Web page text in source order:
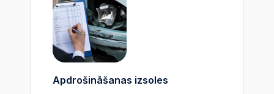
Apdrošināšanas izsoles